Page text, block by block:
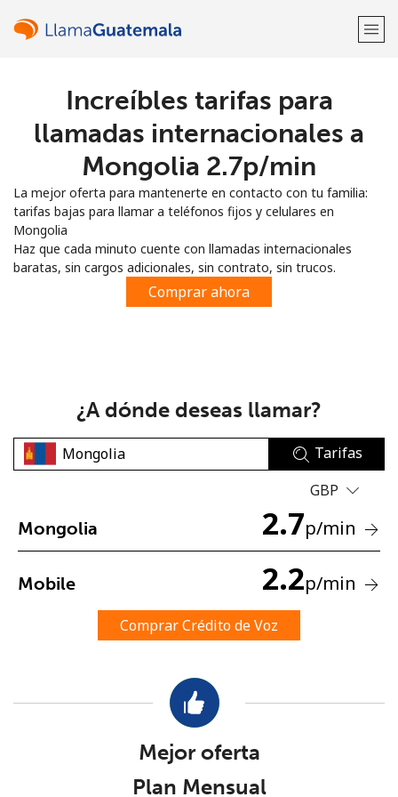
¡Bienvenido!
Regístrate con
o
No se ha creado una contraseña
Una letra mayúscula y una minúscula
Un caracter especial
Mantente en contacto para recibir nuestras mejores
Increíbles tarifas para
llamadas internacionales a
Mongolia ⁦2.7p⁩/min
La mejor oferta para mantenerte en contacto con tu familia:
tarifas bajas para llamar a teléfonos fijos y celulares en
Mongolia
Haz que cada minuto cuente con llamadas internacionales
baratas, sin cargos adicionales, sin contrato, sin trucos.
Comprar ahora
¿A dónde deseas llamar?
Tarifas
GBP
Mongolia 2.7p/min
Mobile 2.2p/min
Comprar Crédito de Voz
Mejor oferta
Plan Mensual